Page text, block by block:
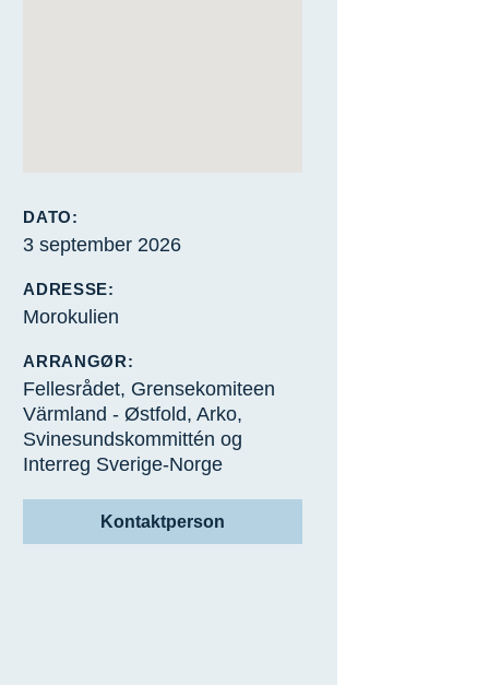
DATO:
3 september 2026
ADRESSE:
Morokulien
ARRANGØR:
Fellesrådet, Grensekomiteen
Värmland - Østfold, Arko,
Svinesundskommittén og
Interreg Sverige-Norge
Kontaktperson